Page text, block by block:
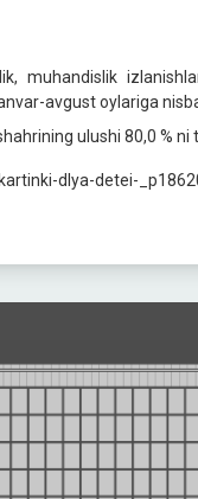
muhandislik
avgust oylariga
ulushi 80,0 % ni